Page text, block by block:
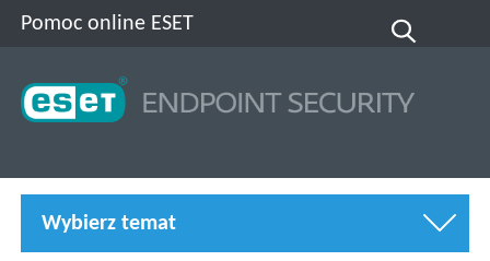
Pomoc online ESET
Wybierz temat